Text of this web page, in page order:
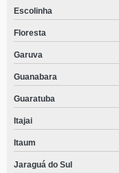
Escolinha
Floresta
Garuva
Guanabara
Guaratuba
Itajai
Itaum
Jaraguá do Sul